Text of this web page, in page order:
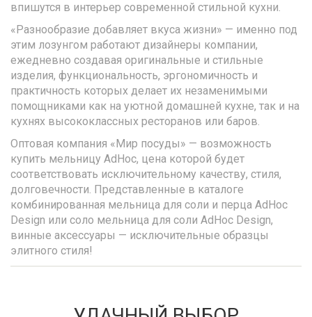
впишутся в интерьер современной стильной кухни.
«Разнообразие добавляет вкуса жизни» — именно под
этим лозунгом работают дизайнеры компании,
ежедневно создавая оригинальные и стильные
изделия, функциональность, эргономичность и
практичность которых делает их незаменимыми
помощниками как на уютной домашней кухне, так и на
кухнях высококлассных ресторанов или баров.
Оптовая компания «Мир посуды» — возможность
купить мельницу AdHoc, цена которой будет
соответствовать исключительному качеству, стиля,
долговечности. Представленные в каталоге
комбинированная мельница для соли и перца AdHoc
Design или соло мельница для соли AdHoc Design,
винные аксессуары — исключительные образцы
элитного стиля!